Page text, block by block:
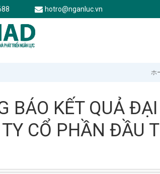
hotro@nganluc.vn
ホ
BÁO KẾT QUẢ
CỔ PHẦN ĐẦU